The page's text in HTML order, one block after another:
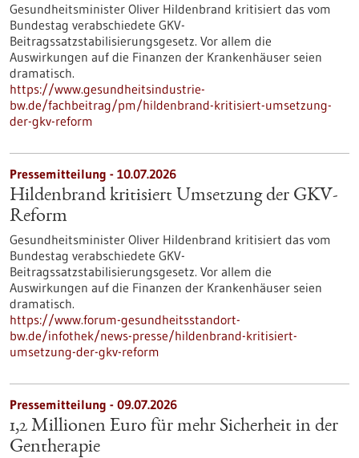
Gesundheitsminister Oliver Hildenbrand kritisiert das vom
Bundestag verabschiedete GKV-
Beitragssatzstabilisierungsgesetz. Vor allem die
Auswirkungen auf die Finanzen der Krankenhäuser seien
dramatisch.
https://www.gesundheitsindustrie-
bw.de/fachbeitrag/pm/hildenbrand-kritisiert-umsetzung-
der-gkv-reform
Pressemitteilung - 10.07.2026
Hildenbrand kritisiert Umsetzung der GKV-
Reform
Gesundheitsminister Oliver Hildenbrand kritisiert das vom
Bundestag verabschiedete GKV-
Beitragssatzstabilisierungsgesetz. Vor allem die
Auswirkungen auf die Finanzen der Krankenhäuser seien
dramatisch.
https://www.forum-gesundheitsstandort-
bw.de/infothek/news-presse/hildenbrand-kritisiert-
umsetzung-der-gkv-reform
Pressemitteilung - 09.07.2026
1,2 Millionen Euro für mehr Sicherheit in der
Gentherapie